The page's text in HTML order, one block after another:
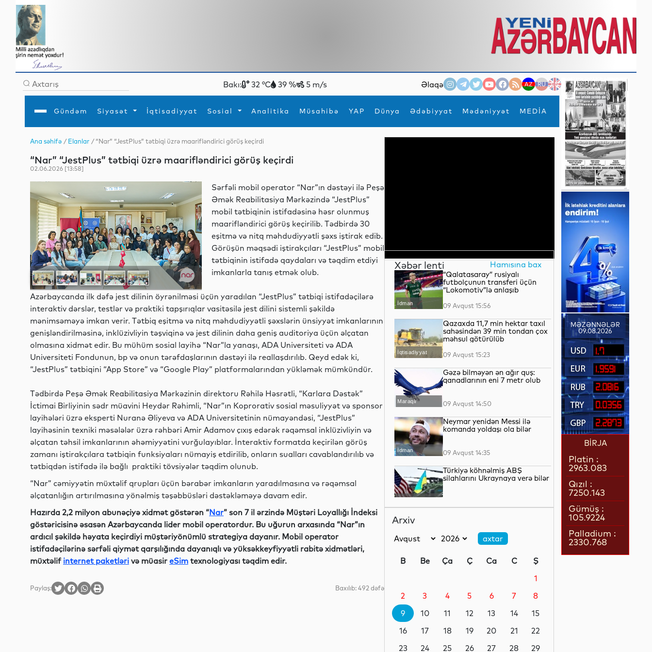
Bakı: 32 °C 39 % 5 m/s Əlaqə AZ RU EN
Gündəm Siyasət İqtisadiyyat Sosial Analitika Müsahibə YAP Dünya Ədəbiyyat Mədəniyyət MEDİA
×
Gündəm
İqtisadiyyat
Analitika
Mədəniyyət
Müsahibə
MEDİA
Xarici siyasətTurizm
Hadisə
Diaspor
İdmanYeni texnologiyalar
Ana səhifə /Elanlar / “Nar” “JestPlus” tətbiqi üzrə maarifləndirici görüş keçirdi
“Nar” “JestPlus” tətbiqi üzrə maarifləndirici görüş keçirdi
02.06.2026 [13:58]
Sərfəli mobil operator “Nar”ın dəstəyi ilə Peşə
Əmək Reabilitasiya Mərkəzində “JestPlus”
mobil tətbiqinin istifadəsinə həsr olunmuş
maarifləndirici görüş keçirilib. Tədbirdə 30
eşitmə və nitq məhdudiyyətli şəxs iştirak edib.
Görüşün məqsədi iştirakçıları “JestPlus” mobil
tətbiqinin istifadə qaydaları və təqdim etdiyi
imkanlarla tanış etmək olub.
Azərbaycanda ilk dəfə jest dilinin öyrənilməsi üçün yaradılan “JestPlus” tətbiqi istifadəçilərə
interaktiv dərslər, testlər və praktiki tapşırıqlar vasitəsilə jest dilini sistemli şəkildə
mənimsəməyə imkan verir. Tətbiq eşitmə və nitq məhdudiyyətli şəxslərin ünsiyyət imkanlarının
genişləndirilməsinə, inklüzivliyin təşviqinə və jest dilinin daha geniş auditoriya üçün əlçatan
olmasına xidmət edir. Bu mühüm sosial layihə “Nar”la yanaşı, ADA Universiteti və ADA
Universiteti Fondunun, bp və onun tərəfdaşlarının dəstəyi ilə reallaşdırılıb. Qeyd edək ki,
“JestPlus” tətbiqini “App Store” və “Google Play” platformalarından yükləmək mümkündür.
Tədbirdə Peşə Əmək Reabilitasiya Mərkəzinin direktoru Rəhilə Həsrətli, “Karlara Dəstək”
İctimai Birliyinin sədr müavini Heydər Rəhimli, “Nar”ın Koprorativ sosial məsuliyyət və sponsor
layihələri üzrə eksperti Nuranə Əliyeva və ADA Universitetinin nümayəndəsi, “JestPlus”
layihəsinin texniki məsələlər üzrə rəhbəri Amir Adamov çıxış edərək rəqəmsal inklüzivliyin və
əlçatan təhsil imkanlarının əhəmiyyətini vurğulayıblar. İnteraktiv formatda keçirilən görüş
zamanı iştirakçılara tətbiqin funksiyaları nümayiş etdirilib, onların sualları cavablandırılıb və
tətbiqdən istifadə ilə bağlı praktiki tövsiyələr təqdim olunub.
“Nar” cəmiyyətin müxtəlif qrupları üçün bərabər imkanların yaradılmasına və rəqəmsal
əlçatanlığın artırılmasına yönəlmiş təşəbbüsləri dəstəkləməyə davam edir.
Hazırda 2,2 milyon abunəçiyə xidmət göstərən “Nar” son 7 il ərzində Müştəri Loyallığı İndeksi
göstəricisinə əsasən Azərbaycanda lider mobil operatordur. Bu uğurun arxasında “Nar”ın
ardıcıl şəkildə həyata keçirdiyi müştəriyönümlü strategiya dayanır. Mobil operator
istifadəçilərinə sərfəli qiymət qarşılığında dayanıqlı və yüksəkkeyfiyyətli rabitə xidmətləri,
müxtəlif internet paketləri və müasir eSim texnologiyası təqdim edir.
Paylaş: Baxılıb: 492 dəfə
Xəbər lenti Hamısına bax
İdman
“Qalatasaray” rusiyalı
futbolçunun transferi üçün
“Lokomotiv”lə anlaşıb
09 Avqust 15:56
İqtisadiyyat
Qazaxda 11,7 min hektar taxıl
sahəsindən 39 min tondan çox
məhsul götürülüb
09 Avqust 15:23
Maraqlı
Gəzə bilməyən ən ağır quş:
qanadlarının eni 7 metr olub
09 Avqust 14:50
İdman
Neymar yenidən Messi ilə
komanda yoldaşı ola bilər
09 Avqust 14:35
Dünya
Türkiyə köhnəlmiş ABŞ
silahlarını Ukraynaya verə bilər
edər?
Yeni
texnologiyalar
09 Avqust 12:34
Dünya
Nigerdə sərnişin avtobuslarının
nəfər ölüb
09 Avqust 12:19
Arxiv
B Be Ça Ç Ca C
Ş
1
2
3 4 5 6 7
8
9
10 11 12 13 14
15
16
17 18 19 20 21
22
23
24 25 26 27 28
29
MƏZƏNNƏLƏR
09.08.2026
1.7
1.9591
2.0816
0.0356
2.2873
BİRJA
Platin :
2963.083
Qızıl :
7250.143
Gümüş :
105.9224
Palladium :
2330.768